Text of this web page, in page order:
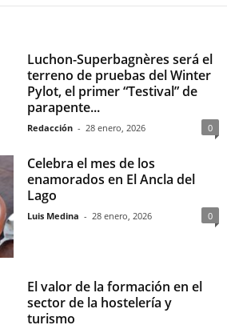
Luchon-Superbagnères será el
terreno de pruebas del Winter
Pylot, el primer “Testival” de
parapente...
Redacción - 28 enero, 2026 0
Celebra el mes de los
enamorados en El Ancla del
Lago
Luis Medina - 28 enero, 2026 0
El valor de la formación en el
sector de la hostelería y
turismo